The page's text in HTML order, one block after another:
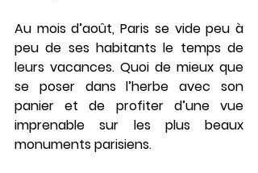
Au mois d’août, Paris se vide peu à
peu de ses habitants le temps de
leurs vacances. Quoi de mieux que
se poser dans l’herbe avec son
panier et de profiter d’une vue
imprenable sur les plus beaux
monuments parisiens.